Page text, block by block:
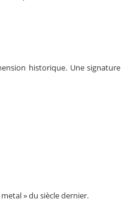
historique. Une signature
» du siècle dernier.